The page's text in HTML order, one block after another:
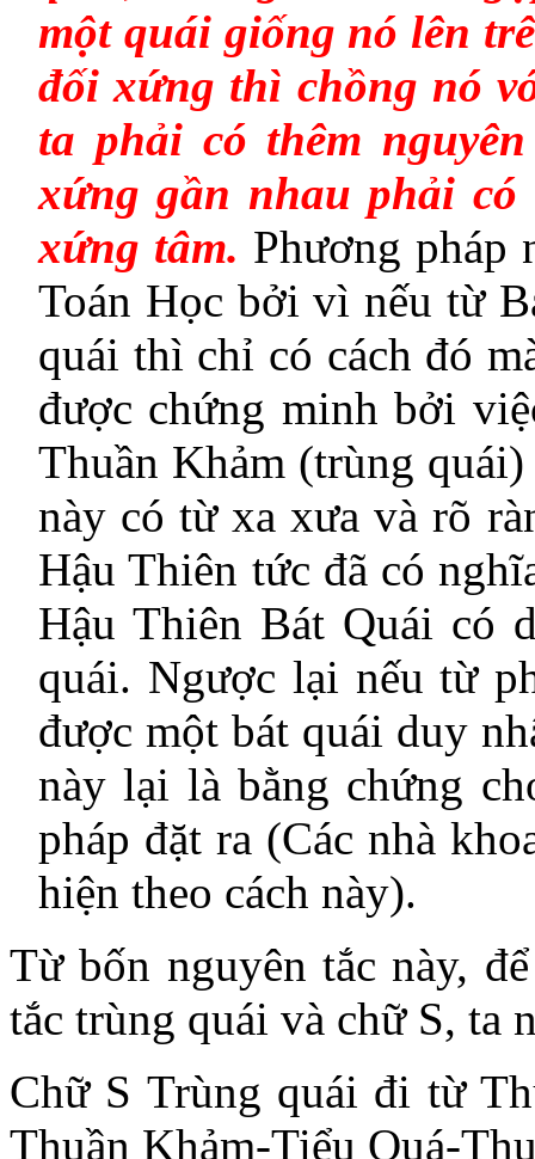
một quái giống nó lên
đối xứng thì chồng nó
ta phải có thêm
xứng gần nhau phải
xứng tâm. Phương pháp
Toán Học bởi vì nếu từ
quái thì chỉ có cách đó
được chứng minh bởi
Thuần Khảm (trùng
này có từ xa xưa và rõ
Hậu Thiên tức đã có
Hậu Thiên Bát Quái có
quái. Ngược lại nếu từ
được một bát quái duy
này lại là bằng chứng
pháp đặt ra (Các nhà
hiện theo cách này).
Từ bốn nguyên tắc này,
tắc trùng quái và chữ S, ta
Chữ S Trùng quái đi từ
Thuần Khảm-Tiểu Quá-